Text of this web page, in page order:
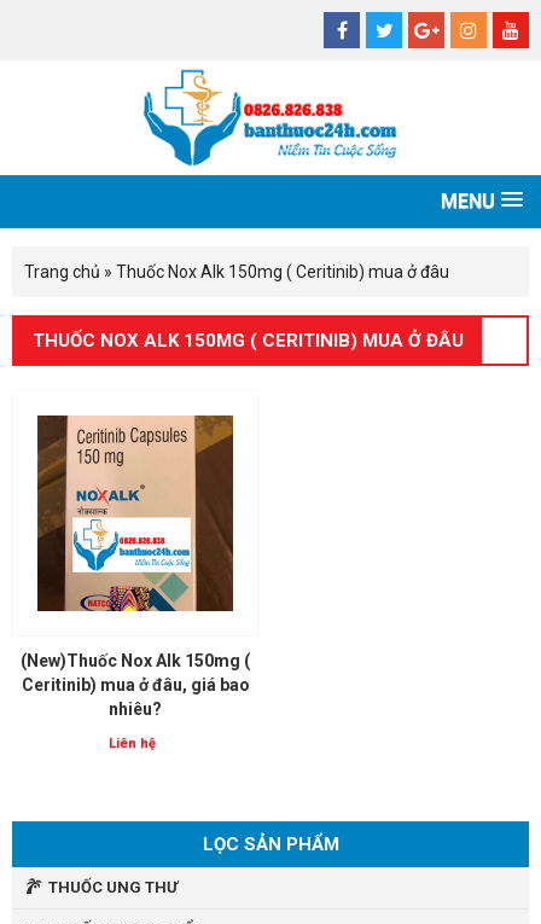
MENU
Trang chủ » Thuốc Nox Alk 150mg ( Ceritinib) mua ở đâu
THUỐC NOX ALK 150MG ( CERITINIB) MUA Ở ĐÂU
(New)Thuốc Nox Alk 150mg (
Ceritinib) mua ở đâu, giá bao
nhiêu?
Liên hệ
LỌC SẢN PHẨM
THUỐC UNG THƯ